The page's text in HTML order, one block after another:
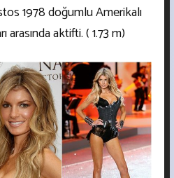
1978 doğumlu Amerikalı
arasında aktifti. ( 1.73 m)